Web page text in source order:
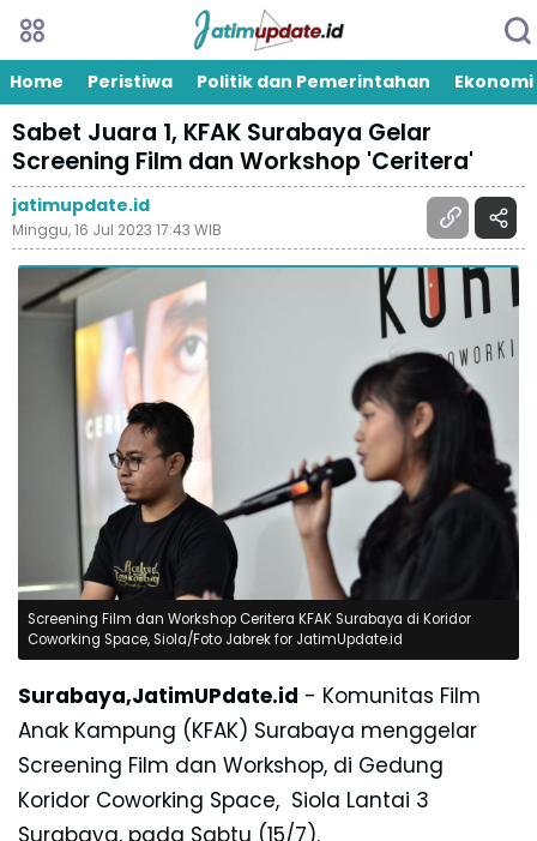
Home Peristiwa Politik dan Pemerintahan Ekonomi
Sabet Juara 1, KFAK Surabaya Gelar
Screening Film dan Workshop 'Ceritera'
jatimupdate.id
Minggu, 16 Jul 2023 17:43 WIB
Screening Film dan Workshop Ceritera KFAK Surabaya di Koridor
Coworking Space, Siola/Foto Jabrek for JatimUpdate.id
Surabaya,JatimUPdate.id - Komunitas Film
Anak Kampung (KFAK) Surabaya menggelar
Screening Film dan Workshop, di Gedung
Koridor Coworking Space, Siola Lantai 3
Surabaya, pada Sabtu (15/7).